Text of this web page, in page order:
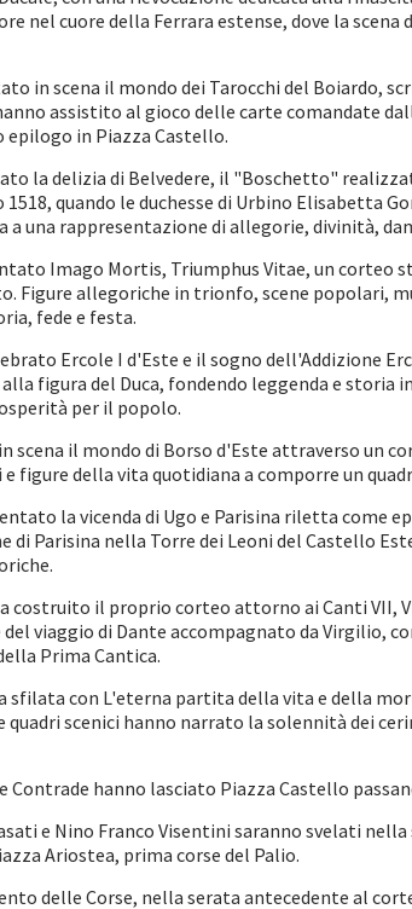
nel cuore della Ferrara estense, dove la
in scena il mondo dei Tarocchi del Boiardo,
assistito al gioco delle carte comandate
epilogo in Piazza Castello.
la delizia di Belvedere, il "Boschetto"
quando le duchesse di Urbino Elisabetta
una rappresentazione di allegorie, divinità,
Imago Mortis, Triumphus Vitae, un
Figure allegoriche in trionfo, scene popolari,
fede e festa.
Ercole I d'Este e il sogno dell'Addizione
figura del Duca, fondendo leggenda e storia
per il popolo.
scena il mondo di Borso d'Este attraverso un
figure della vita quotidiana a comporre un
la vicenda di Ugo e Parisina riletta
di Parisina nella Torre dei Leoni del Castello
costruito il proprio corteo attorno ai Canti
viaggio di Dante accompagnato da Virgilio,
Prima Cantica.
sfilata con L'eterna partita della vita e della
quadri scenici hanno narrato la solennità dei
hanno lasciato Piazza Castello
e Nino Franco Visentini saranno svelati
Ariostea, prima corse del Palio.
delle Corse, nella serata antecedente al